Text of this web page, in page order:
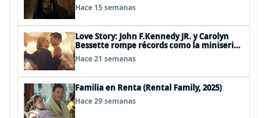
Hace 15 semanas
Love Story: John F.Kennedy JR. y Carolyn
Bessette rompe récords como la miniserie
más vista de FX en Disney+
Hace 21 semanas
Familia en Renta (Rental Family, 2025)
Hace 29 semanas